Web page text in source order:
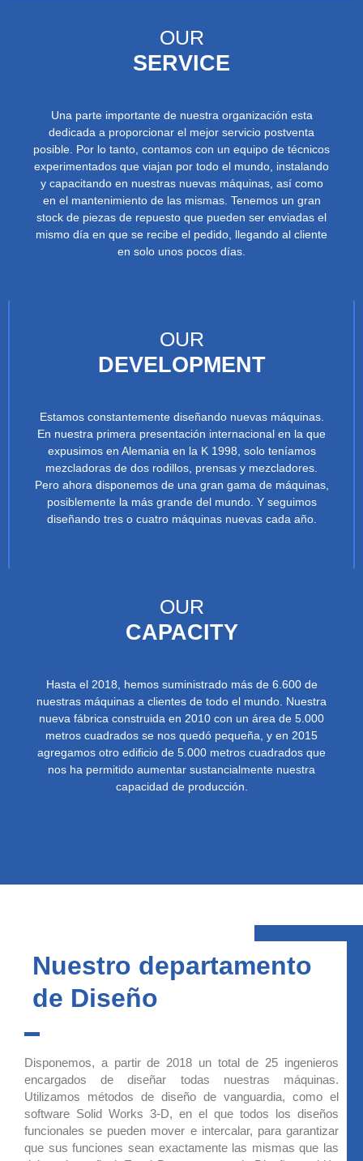
OUR
SERVICE
Una parte importante de nuestra organización esta
dedicada a proporcionar el mejor servicio postventa
posible. Por lo tanto, contamos con un equipo de técnicos
experimentados que viajan por todo el mundo, instalando
y capacitando en nuestras nuevas máquinas, así como
en el mantenimiento de las mismas. Tenemos un gran
stock de piezas de repuesto que pueden ser enviadas el
mismo día en que se recibe el pedido, llegando al cliente
en solo unos pocos días.
OUR
DEVELOPMENT
Estamos constantemente diseñando nuevas máquinas.
En nuestra primera presentación internacional en la que
expusimos en Alemania en la K 1998, solo teníamos
mezcladoras de dos rodillos, prensas y mezcladores.
Pero ahora disponemos de una gran gama de máquinas,
posiblemente la más grande del mundo. Y seguimos
diseñando tres o cuatro máquinas nuevas cada año.
OUR
CAPACITY
Hasta el 2018, hemos suministrado más de 6.600 de
nuestras máquinas a clientes de todo el mundo. Nuestra
nueva fábrica construida en 2010 con un área de 5.000
metros cuadrados se nos quedó pequeña, y en 2015
agregamos otro edificio de 5.000 metros cuadrados que
nos ha permitido aumentar sustancialmente nuestra
capacidad de producción.
Nuestro departamento
de Diseño
Disponemos, a partir de 2018 un total de 25 ingenieros
encargados de diseñar todas nuestras máquinas.
Utilizamos métodos de diseño de vanguardia, como el
software Solid Works 3-D, en el que todos los diseños
funcionales se pueden mover e intercalar, para garantizar
que sus funciones sean exactamente las mismas que las